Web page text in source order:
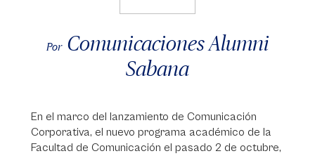
Por Comunicaciones Alumni
Sabana
En el marco del lanzamiento de Comunicación
Corporativa, el nuevo programa académico de la
Facultad de Comunicación el pasado 2 de octubre,